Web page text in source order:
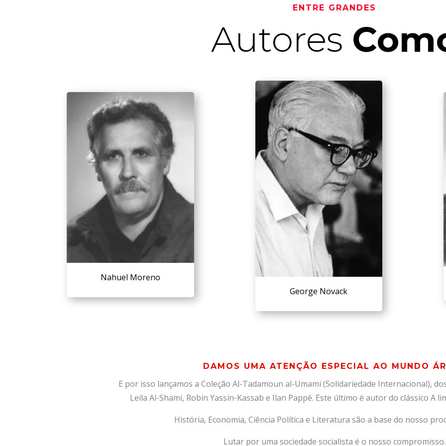
ENTRE GRANDES
Autores
Nahuel Moreno
George Novack
DAMOS UMA ATENÇÃO ESPECIAL AO MUNDO
E por isso lançamos a Coleção Al-Tadamoun al-Umami (Solidariedade Internacional),
Leila Al-Shami, Robin Yassin-Kassab e Ilan Pappé. Este último é autor do clássico A
História, Economia, Ciência Política e Literatura são a base do nosso
Lutar por uma sociedade socialista é o nosso compromisso.